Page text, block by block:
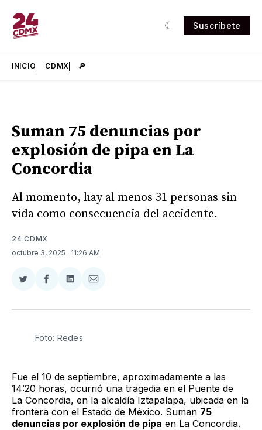
Suscríbete
INICIO CDMX 🔎
Suman 75 denuncias por
explosión de pipa en La
Concordia
Al momento, hay al menos 31 personas sin
vida como consecuencia del accidente.
24 CDMX
octubre 3, 2025 . 11:26 AM
Compartir
Twitter
Compartir
Facebook
Compartir
LinkedIn
Compartir
Email
Foto: Redes
Fue el 10 de septiembre, aproximadamente a las
14:20 horas, ocurrió una tragedia en el Puente de
La Concordia, en la alcaldía Iztapalapa, ubicada en la
frontera con el Estado de México. Suman 75
denuncias por explosión de pipa en La Concordia.